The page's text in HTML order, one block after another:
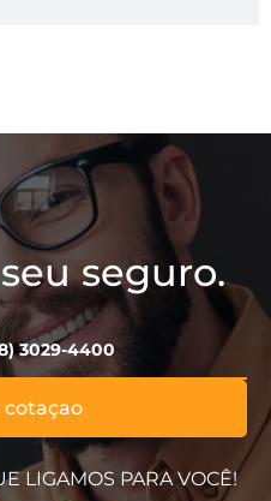
seguro.
cotaçao
3029-4400
LIGAMOS PARA VOCÊ!